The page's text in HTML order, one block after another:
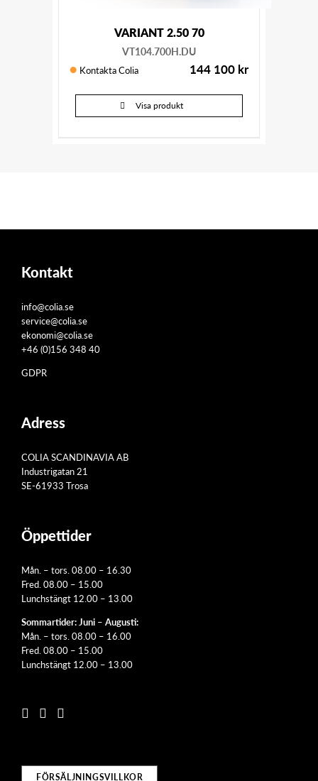
VARIANT 2.50 70
VT104.700H.DU
Kontakta Colia 144 100 kr
Visa produkt
Kontakt
info@colia.se
service@colia.se
ekonomi@colia.se
+46 (0)156 348 40
GDPR
Adress
COLIA SCANDINAVIA AB
Industrigatan 21
SE-61933 Trosa
Öppettider
Mån. – tors. 08.00 – 16.30
Fred. 08.00 – 15.00
Lunchstängt 12.00 – 13.00
Sommartider: Juni – Augusti:
Mån. – tors. 08.00 – 16.00
Fred. 08.00 – 15.00
Lunchstängt 12.00 – 13.00
FÖRSÄLJNINGSVILLKOR